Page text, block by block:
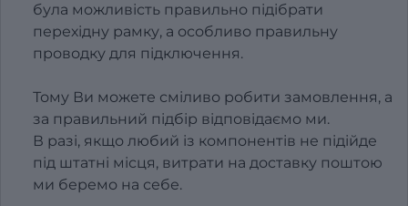
була можливість правильно підібрати
перехідну рамку, а особливо правильну
проводку для підключення.
Тому Ви можете сміливо робити замовлення, а
за правильний підбір відповідаємо ми.
В разі, якщо любий із компонентів не підійде
під штатні місця, витрати на доставку поштою
ми беремо на себе.